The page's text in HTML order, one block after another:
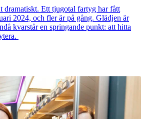
dramatiskt. Ett tjugotal fartyg har fått
2024, och fler är på gång. Glädjen är
kvarstår en springande punkt: att hitta